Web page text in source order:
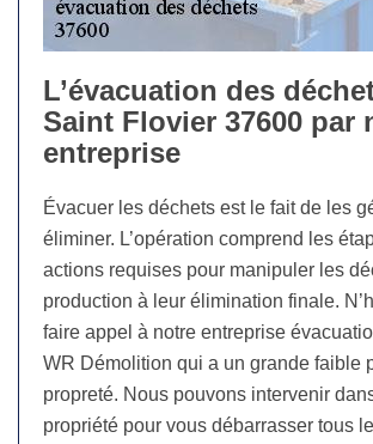
L’évacuation des
Saint Flovier 37600 par
entreprise
Évacuer les déchets est le fait de les
éliminer. L’opération comprend les
actions requises pour manipuler les
production à leur élimination finale.
faire appel à notre entreprise
WR Démolition qui a un grande faible
propreté. Nous pouvons intervenir
propriété pour vous débarrasser tous